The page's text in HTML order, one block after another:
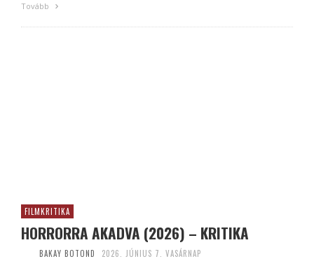
Tovább
FILMKRITIKA
HORRORRA AKADVA (2026) – KRITIKA
BAKAY BOTOND 2026. JÚNIUS 7. VASÁRNAP